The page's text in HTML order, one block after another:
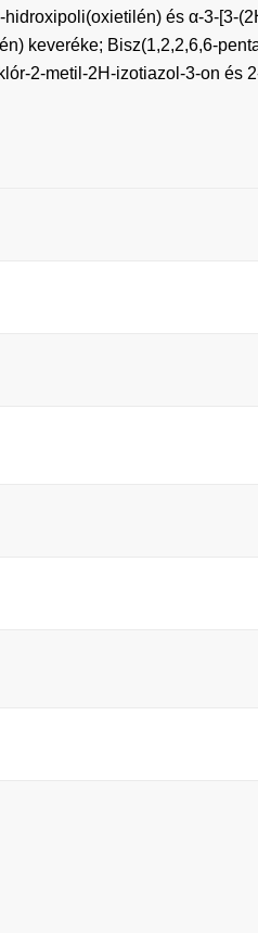
és α-3-[3-
keveréke; Bisz(1,2,2,6,6-
2-metil-2H-izotiazol-3-on és